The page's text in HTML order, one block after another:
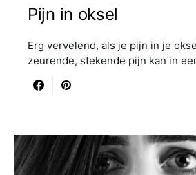
Pijn in oksel
Erg vervelend, als je pijn in je
zeurende, stekende pijn kan in